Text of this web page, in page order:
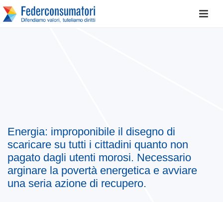
Energia: improponibile il disegno di
scaricare su tutti i cittadini quanto non
pagato dagli utenti morosi. Necessario
arginare la povertà energetica e avviare
una seria azione di recupero.